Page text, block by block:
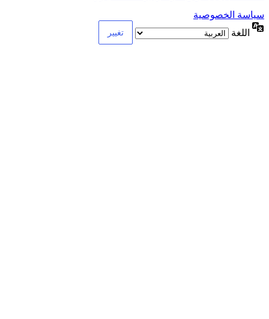
سياسة الخصوصية
اللغة